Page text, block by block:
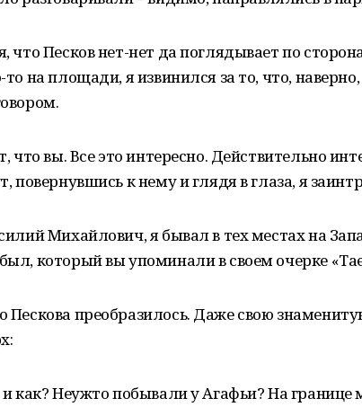
что Песков нет-нет да поглядывает по
то на площади, я извинился за то, что,
что вы. Все это интересно. Действительно
повернувшись к нему и глядя в глаза, я
Михайлович, я бывал в тех местах на
который вы упоминали в своем очерке
Пескова преобразилось. Даже свою
как? Неужто побывали у Агафьи? На границе